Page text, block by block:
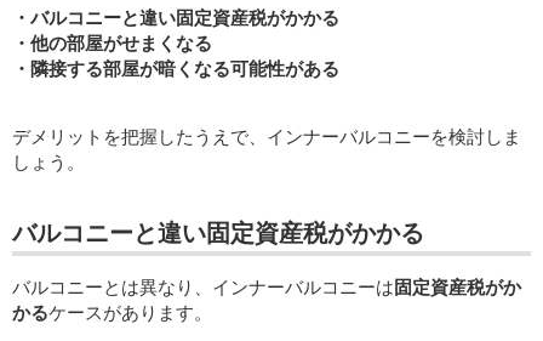
・バルコニーと違い固定資産税がかかる
・他の部屋がせまくなる
・隣接する部屋が暗くなる可能性がある
デメリットを把握したうえで、インナーバルコニーを検討しま
しょう。
バルコニーと違い固定資産税がかかる
バルコニーとは異なり、インナーバルコニーは固定資産税がか
かるケースがあります。